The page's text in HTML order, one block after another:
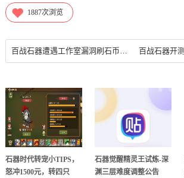
1887次浏览
百战石器遭遇工作室漏洞刷石币的处理
石器时代转宠小TIPS，
怒冲1500元，转四只
石器觉醒精灵王试炼-深
渊三层难度调整公告